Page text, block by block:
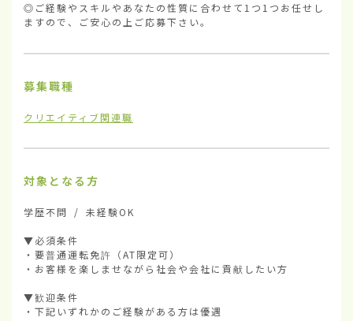
◎ご経験やスキルやあなたの性質に合わせて1つ1つお任せし
ますので、ご安心の上ご応募下さい。
募集職種
クリエイティブ関連職
対象となる方
学歴不問 / 未経験OK
▼必須条件
・要普通運転免許（AT限定可）
・お客様を楽しませながら社会や会社に貢献したい方
▼歓迎条件
・下記いずれかのご経験がある方は優遇